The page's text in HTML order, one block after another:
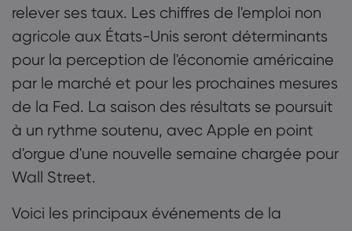
relever ses taux. Les chiffres de l'emploi non
agricole aux États-Unis seront déterminants
pour la perception de l'économie américaine
par le marché et pour les prochaines mesures
de la Fed. La saison des résultats se poursuit
à un rythme soutenu, avec Apple en point
d'orgue d'une nouvelle semaine chargée pour
Wall Street.
Voici les principaux événements de la